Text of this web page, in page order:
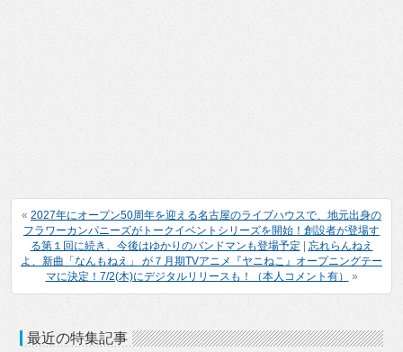
« 2027年にオープン50周年を迎える名古屋のライブハウスで、地元出身の
フラワーカンパニーズがトークイベントシリーズを開始！創設者が登場す
る第１回に続き、今後はゆかりのバンドマンも登場予定
忘れらんねえ
よ、新曲「なんもねえ」 が７月期TVアニメ『ヤニねこ』オープニングテー
マに決定！7/2(木)にデジタルリリースも！（本人コメント有）
»
最近の特集記事